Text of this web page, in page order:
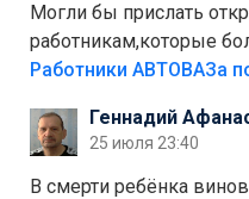
Могли бы прислать
работникам,которые
на предприятии.
Работники АВТОВАЗа
Геннадий
25 июля 23:40
В смерти ребёнка